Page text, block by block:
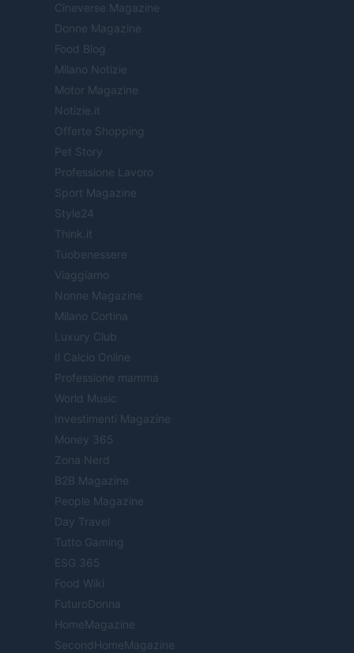
Cineverse Magazine
Donne Magazine
Food Blog
Milano Notizie
Motor Magazine
Notizie.it
Offerte Shopping
Pet Story
Professione Lavoro
Sport Magazine
Style24
Think.it
Tuobenessere
Viaggiamo
Nonne Magazine
Milano Cortina
Luxury Club
Il Calcio Online
Professione mamma
World Music
Investimenti Magazine
Money 365
Zona Nerd
B2B Magazine
People Magazine
Day Travel
Tutto Gaming
ESG 365
Food Wiki
FuturoDonna
HomeMagazine
SecondHomeMagazine